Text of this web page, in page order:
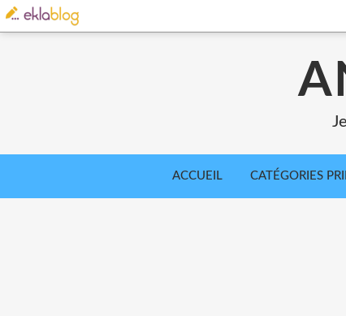
ACCUEIL CATÉGORIES